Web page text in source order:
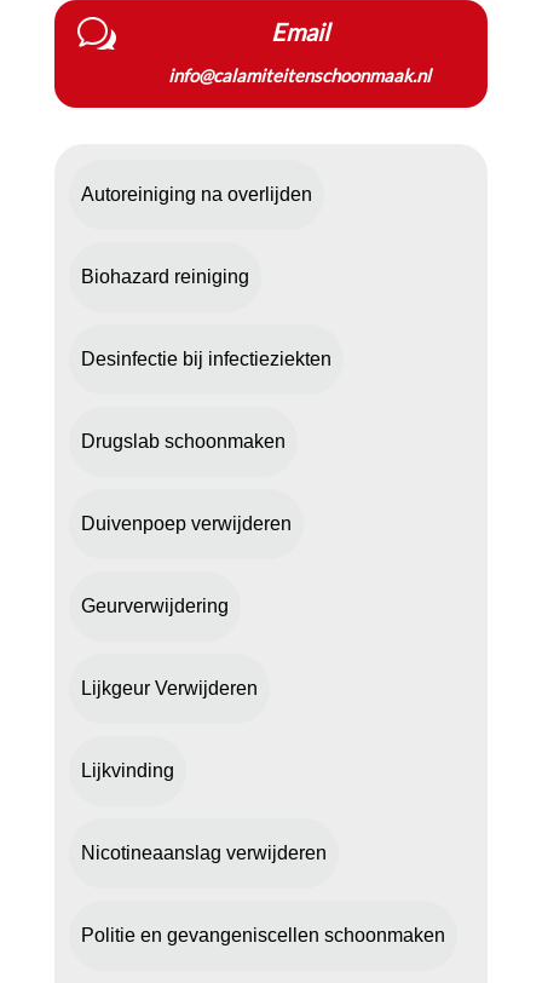
w Email
info@calamiteitenschoonmaak.nl
Autoreiniging na overlijden
Biohazard reiniging
Desinfectie bij infectieziekten
Drugslab schoonmaken
Duivenpoep verwijderen
Geurverwijdering
Lijkgeur Verwijderen
Lijkvinding
Nicotineaanslag verwijderen
Politie en gevangeniscellen schoonmaken